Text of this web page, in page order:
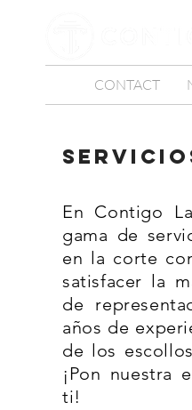
CONTACT
En Contigo
gama de
en la corte
satisfacer la
de
años de
de los
¡Pon nuestra
ti!